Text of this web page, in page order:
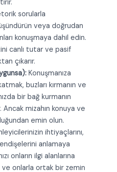
sorularla
veya doğrudan
konuşmaya dahil edin.
canlı tutar ve pasif
çıkarır.
Konuşmanıza
buzları kırmanın ve
bir bağ kurmanın
Ancak mizahın konuya ve
emin olun.
ihtiyaçlarını,
anlamaya
onların ilgi alanlarına
onlarla ortak bir zemin